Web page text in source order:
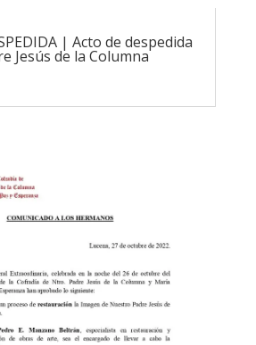
| Acto de despedida
Jesús de la Columna